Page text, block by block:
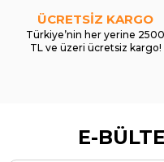
ÜCRETSİZ KARGO
Türkiye’nin her yerine 2500
TL ve üzeri ücretsiz kargo!
E-